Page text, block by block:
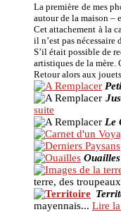
La première de mes
autour de la maison –
Cet attachement à la
il n’est pas
S’il était possible de
artistiques de la mère.
Retour alors aux
suite
Le
Ouailles
terre, des
mayennais... Lire